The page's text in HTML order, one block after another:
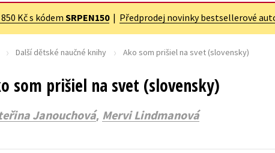
Cestování
Dárkové publikace
Digitální fotografie
Esoterika a duchovní svět
Kuchařky
New Adult
Počítače
Kč s kódem SRPEN150| Předprodej novinky bestsellerové
Další dětské naučné knihy Ako som prišiel na svet (slovensky)
som prišiel na svet (slovensky)
Janouchová, Mervi Lindmanová